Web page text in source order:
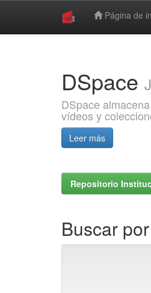
Página de
DSpace
DSpace
vídeos y
Leer más
Repositorio
Buscar